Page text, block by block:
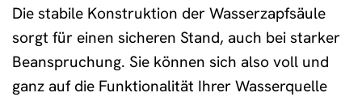
Die stabile Konstruktion der Wasserzapfsäule
sorgt für einen sicheren Stand, auch bei starker
Beanspruchung. Sie können sich also voll und
ganz auf die Funktionalität Ihrer Wasserquelle